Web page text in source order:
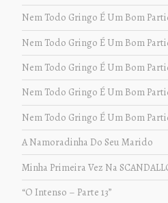
Nem Todo Gringo É Um Bom
Nem Todo Gringo É Um Bom
Nem Todo Gringo É Um Bom
Nem Todo Gringo É Um Bom
Nem Todo Gringo É Um Bom
A Namoradinha Do Seu Marido
Minha Primeira Vez Na
“O Intenso – Parte 13”